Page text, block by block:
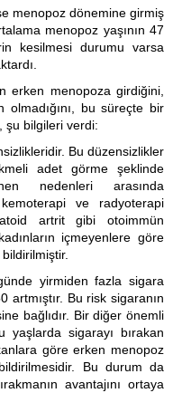
menopoz dönemine girmiş
menopoz yaşının 47
kesilmesi durumu varsa
erken menopoza girdiğini,
bu süreçte bir
şu bilgileri verdi:
Bu düzensizlikler
adet görme şeklinde
nedenleri arasında
kemoterapi ve radyoterapi
artrit gibi otoimmün
içmeyenlere göre
yirmiden fazla sigara
Bu risk sigaranın
bağlıdır. Bir diğer önemli
yaşlarda sigarayı bırakan
göre erken menopoz
Bu durum da
avantajını ortaya